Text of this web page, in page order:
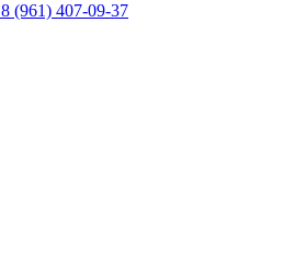
8 (961) 407-09-37